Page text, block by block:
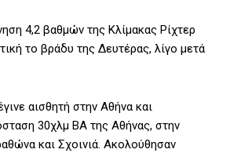
4,2 βαθμών της Κλίμακας Ρίχτερ
το βράδυ της Δευτέρας, λίγο μετά
αισθητή στην Αθήνα και
30χλμ ΒΑ της Αθήνας, στην
και Σχοινιά. Ακολούθησαν